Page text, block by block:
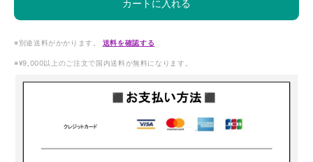
カートに入れる
※別途送料がかかります。 送料を確認する
※¥9,000以上のご注文で国内送料が無料になります。